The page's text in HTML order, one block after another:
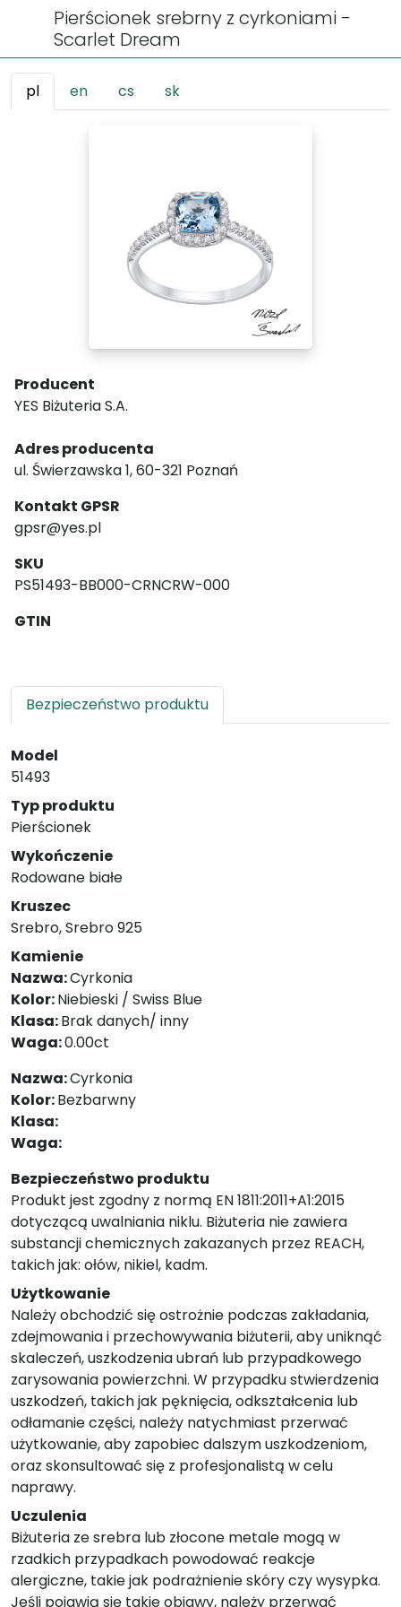
Pierścionek srebrny z cyrkoniami -
Scarlet Dream
pl en cs sk
Producent
YES Biżuteria S.A.
Adres producenta
ul. Świerzawska 1, 60-321 Poznań
Kontakt GPSR
gpsr@yes.pl
SKU
PS51493-BB000-CRNCRW-000
GTIN
Bezpieczeństwo produktu
Model
51493
Typ produktu
Pierścionek
Wykończenie
Rodowane białe
Kruszec
Srebro, Srebro 925
Kamienie
Nazwa:Cyrkonia
Kolor:Niebieski / Swiss Blue
Klasa:Brak danych/ inny
Waga:0.00ct
Nazwa:Cyrkonia
Kolor:Bezbarwny
Klasa:
Waga:
Bezpieczeństwo produktu
Produkt jest zgodny z normą EN 1811:2011+A1:2015
dotyczącą uwalniania niklu. Biżuteria nie zawiera
substancji chemicznych zakazanych przez REACH,
takich jak: ołów, nikiel, kadm.
Użytkowanie
Należy obchodzić się ostrożnie podczas zakładania,
zdejmowania i przechowywania biżuterii, aby uniknąć
skaleczeń, uszkodzenia ubrań lub przypadkowego
zarysowania powierzchni. W przypadku stwierdzenia
uszkodzeń, takich jak pęknięcia, odkształcenia lub
odłamanie części, należy natychmiast przerwać
użytkowanie, aby zapobiec dalszym uszkodzeniom,
oraz skonsultować się z profesjonalistą w celu
naprawy.
Uczulenia
Biżuteria ze srebra lub złocone metale mogą w
rzadkich przypadkach powodować reakcje
alergiczne, takie jak podrażnienie skóry czy wysypka.
Jeśli pojawią się takie objawy, należy przerwać